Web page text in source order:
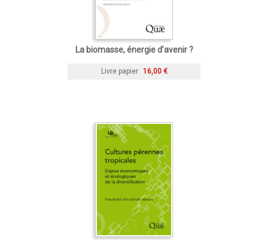
La biomasse, énergie d’avenir ?
Livre papier 16,00 €